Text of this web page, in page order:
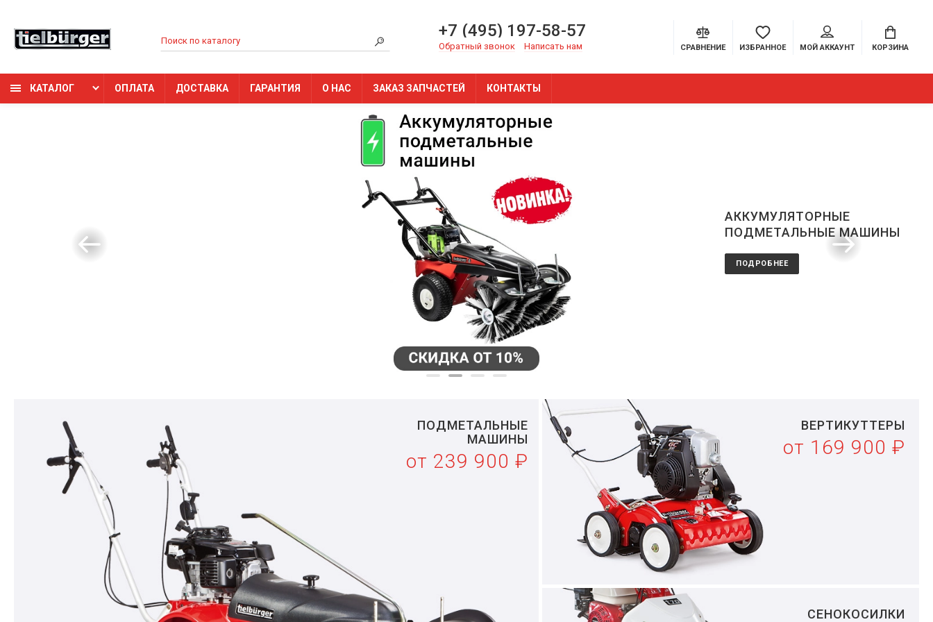
+7 (495) 197-58-57
Обратный звонок Написать нам СРАВНЕНИЕ ИЗБРАННОЕ МОЙ АККАУНТ КОРЗИНА
КАТАЛОГ ОПЛАТА ДОСТАВКА ГАРАНТИЯ О НАС ЗАКАЗ ЗАПЧАСТЕЙ КОНТАКТЫ
АККУМУЛЯТОРНЫЕ
ПОДМЕТАЛЬНЫЕ МАШИНЫ
ПОДРОБНЕЕ
ПОДМЕТАЛЬНЫЕ
МАШИНЫ
от 239 900 ₽
ВЕРТИКУТТЕРЫ
от 169 900 ₽
СЕНОКОСИЛКИ